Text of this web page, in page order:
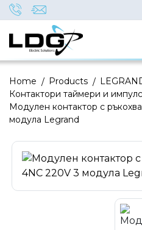
/
Home /
Products
Контактори таймери и
Модулен контактор с
модула Legrand